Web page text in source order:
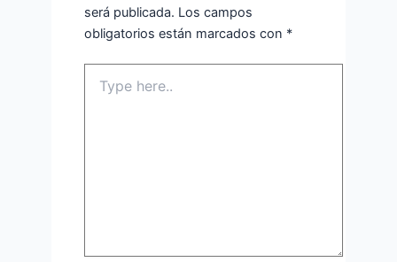
será publicada. Los campos
obligatorios están marcados con *
here..